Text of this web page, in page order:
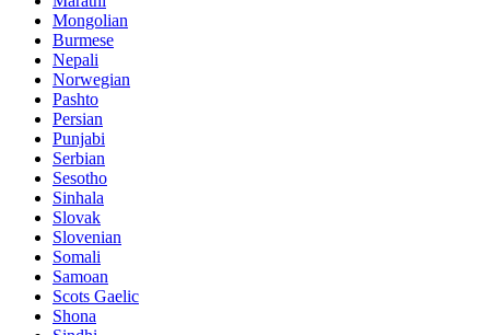
Mongolian
Burmese
Nepali
Norwegian
Pashto
Persian
Punjabi
Serbian
Sesotho
Sinhala
Slovak
Slovenian
Somali
Samoan
Scots Gaelic
Shona